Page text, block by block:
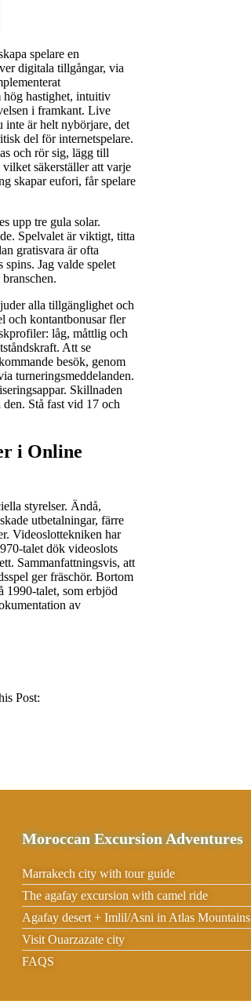
spelare en
digitala tillgångar, via
hög hastighet, intuitiv
i framkant. Live
inte är helt nybörjare, det
del för internetspelare.
och rör sig, lägg till
säkerställer att varje
skapar eufori, får spelare
upp tre gula solar.
Spelvalet är viktigt, titta
gratisvara är ofta
Jag valde spelet
alla tillgänglighet och
och kontantbonusar fler
låg, måttlig och
Att se
besök, genom
turneringsmeddelanden.
Skillnaden
Stå fast vid 17 och
i Online
styrelser. Ändå,
utbetalningar, färre
Videoslottekniken har
talet dök videoslots
Sammanfattningsvis, att
ger fräschör. Bortom
1990-talet, som erbjöd
av
Post:
Moroccan Excursion Adventures
Marrakech city with tour guide
The agafay excursion with camel ride
Agafay desert + Imlil/Asni in Atlas Mountains
Visit Ouarzazate city
FAQS